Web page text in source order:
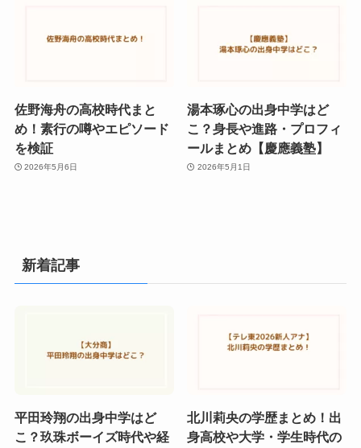
佐野海舟の高校時代まと
め！素行の噂やエピソード
を検証
2026年5月6日
湯本琢心の出身中学はど
こ？身長や進路・プロフィ
ールまとめ【慶應義塾】
2026年5月1日
新着記事
平田玲翔の出身中学はど
こ？玖珠ボーイズ時代や経
北川莉央の学歴まとめ！出
身高校や大学・学生時代の